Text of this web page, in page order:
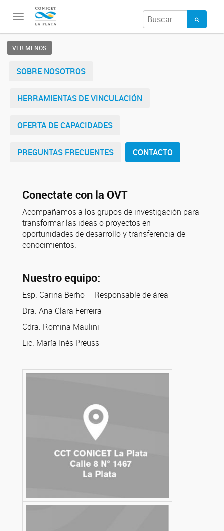
Toggle
navigation
VER MENOS
SOBRE NOSOTROS
HERRAMIENTAS DE VINCULACIÓN
OFERTA DE CAPACIDADES
PREGUNTAS FRECUENTES CONTACTO
Conectate con la OVT
Acompañamos a los grupos de investigación para
transformar las ideas o proyectos en
oportunidades de desarrollo y transferencia de
conocimientos.
Nuestro equipo:
Esp. Carina Berho – Responsable de área
Dra. Ana Clara Ferreira
Cdra. Romina Maulini
Lic. María Inés Preuss